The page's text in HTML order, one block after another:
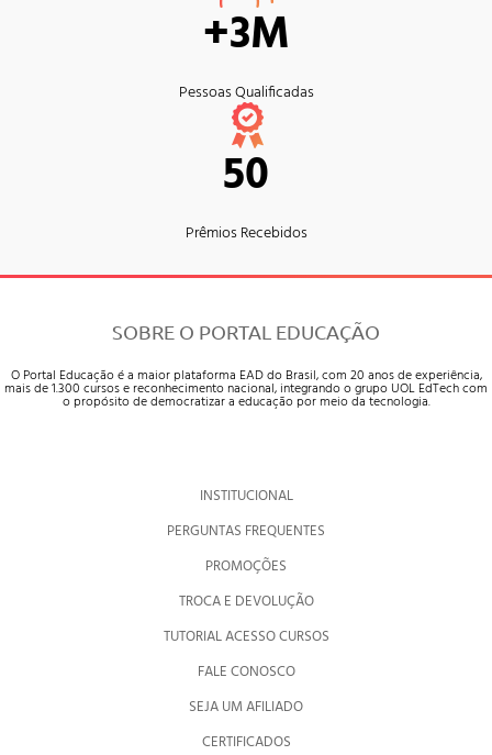
+3M
Pessoas Qualificadas
50
Prêmios Recebidos
SOBRE O PORTAL EDUCAÇÃO
O Portal Educação é a maior plataforma EAD do Brasil, com 20 anos de experiência,
mais de 1.300 cursos e reconhecimento nacional, integrando o grupo UOL EdTech com
o propósito de democratizar a educação por meio da tecnologia.
INSTITUCIONAL
PERGUNTAS FREQUENTES
PROMOÇÕES
TROCA E DEVOLUÇÃO
TUTORIAL ACESSO CURSOS
FALE CONOSCO
SEJA UM AFILIADO
CERTIFICADOS